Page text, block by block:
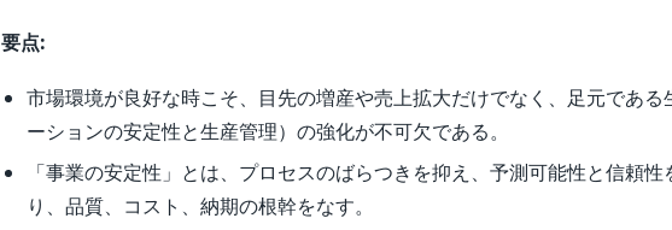
要点:
市場環境が良好な時こそ、目先の増産や売上拡大だけでなく、足元である
ーションの安定性と生産管理）の強化が不可欠である。
「事業の安定性」とは、プロセスのばらつきを抑え、予測可能性と信頼
り、品質、コスト、納期の根幹をなす。